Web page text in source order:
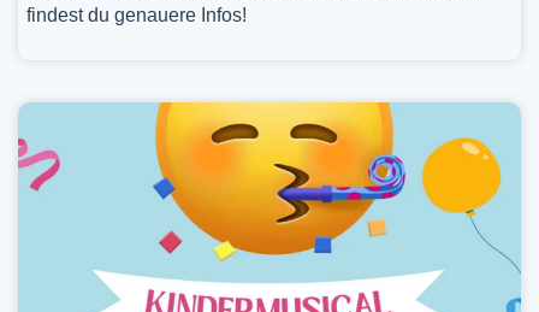
findest du genauere Infos!